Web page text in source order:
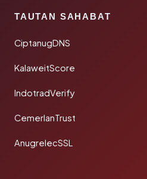
TAUTAN SAHABAT
CiptanugDNS
KalaweitScore
IndotradVerify
CemerlanTrust
AnugrelecSSL